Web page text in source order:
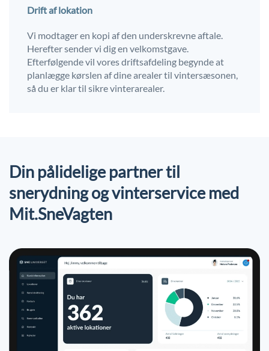
Drift af lokation
Vi modtager en kopi af den underskrevne aftale.
Herefter sender vi dig en velkomstgave.
Efterfølgende vil vores driftsafdeling begynde at
planlægge kørslen af dine arealer til vintersæsonen,
så du er klar til sikre vinterarealer.
Din pålidelige partner til
snerydning og vinterservice med
Mit.SneVagten